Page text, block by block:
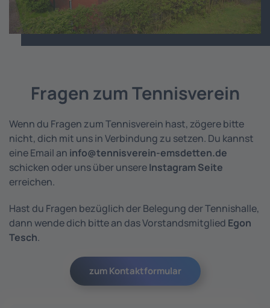
Fragen zum Tennisverein
Wenn du Fragen zum Tennisverein hast, zögere bitte
nicht, dich mit uns in Verbindung zu setzen. Du kannst
eine Email an info@tennisverein-emsdetten.de
schicken oder uns über unsereInstagram Seite
erreichen.
Hast du Fragen bezüglich der Belegung der Tennishalle,
dann wende dich bitte an das Vorstandsmitglied Egon
Tesch.
zum Kontaktformular